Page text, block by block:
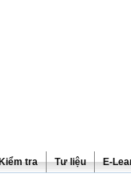
tra Tư liệu E-